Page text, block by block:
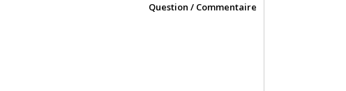
Question / Commentaire